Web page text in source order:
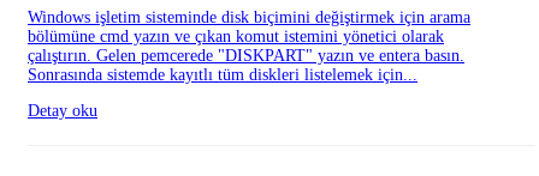
Windows işletim sisteminde disk biçimini değiştirmek için arama
bölümüne cmd yazın ve çıkan komut istemini yönetici olarak
çalıştırın. Gelen pemcerede "DISKPART" yazın ve entera basın.
Sonrasında sistemde kayıtlı tüm diskleri listelemek için...
Detay oku